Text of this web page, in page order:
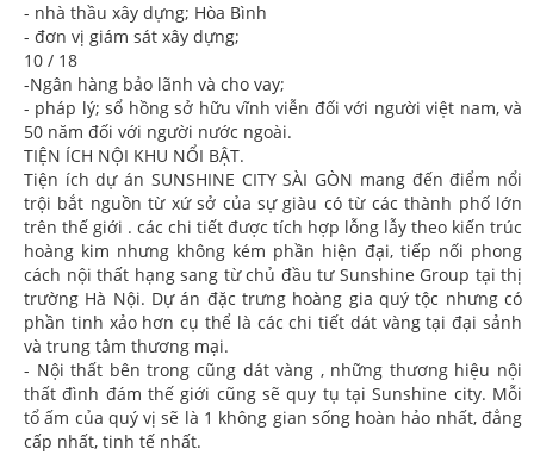
- nhà thầu xây dựng; Hòa Bình
- đơn vị giám sát xây dựng;
10 / 18
-Ngân hàng bảo lãnh và cho vay;
- pháp lý; sổ hồng sở hữu vĩnh viễn đối với người việt nam, và
50 năm đối với người nước ngoài.
TIỆN ÍCH NỘI KHU NỔI BẬT.
Tiện ích dự án SUNSHINE CITY SÀI GÒN mang đến điểm nổi
trội bắt nguồn từ xứ sở của sự giàu có từ các thành phố lớn
trên thế giới . các chi tiết được tích hợp lỗng lẫy theo kiến trúc
hoàng kim nhưng không kém phần hiện đại, tiếp nối phong
cách nội thất hạng sang từ chủ đầu tư Sunshine Group tại thị
trường Hà Nội. Dự án đặc trưng hoàng gia quý tộc nhưng có
phần tinh xảo hơn cụ thể là các chi tiết dát vàng tại đại sảnh
và trung tâm thương mại.
- Nội thất bên trong cũng dát vàng , những thương hiệu nội
thất đình đám thế giới cũng sẽ quy tụ tại Sunshine city. Mỗi
tổ ấm của quý vị sẽ là 1 không gian sống hoàn hảo nhất, đẳng
cấp nhất, tinh tế nhất.